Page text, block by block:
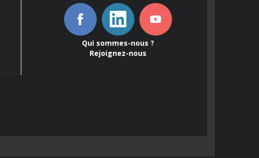
Qui sommes-nous ?
Rejoignez-nous